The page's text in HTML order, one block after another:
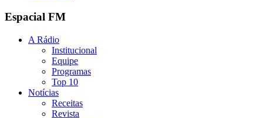
Espacial FM
A Rádio
Institucional
Equipe
Programas
Top 10
Notícias
Receitas
Revista